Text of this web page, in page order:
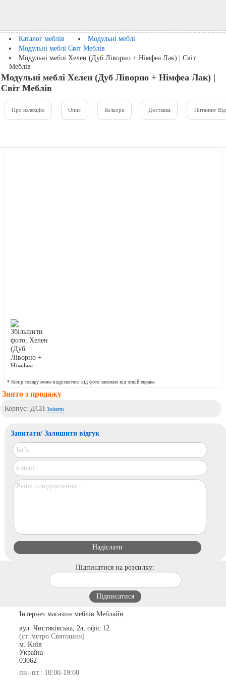
Каталог меблів
Модульні меблі
Модульні меблі Світ Меблів
Модульні меблі Хелен (Дуб Ліворно + Німфеа Лак) | Світ
Меблів
Модульні меблі Хелен (Дуб Ліворно + Німфеа Лак) |
Світ Меблів
Про колекцію Опис Кольори Доставка Питання/
* Колір товару може відрізнятися від фото залежно від опцій екрана.
Знято з продажу
Корпус: ДСПЗмінити
Запитати/ Залишити відгук
Підписатися на розсилку:
Інтернет магазин меблів Меблайн
вул. Чистяківська, 2а, офіс 12
(ст. метро Святошин)
м. Київ
Україна
03062
пн.-пт.: 10:00-19:00